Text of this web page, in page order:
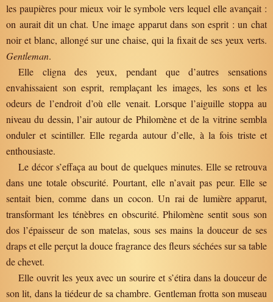
les paupières pour mieux voir le symbole vers lequel elle avançait :
on aurait dit un chat. Une image apparut dans son esprit : un chat
noir et blanc, allongé sur une chaise, qui la fixait de ses yeux verts.
Gentleman.
Elle cligna des yeux, pendant que d’autres sensations
envahissaient son esprit, remplaçant les images, les sons et les
odeurs de l’endroit d’où elle venait. Lorsque l’aiguille stoppa au
niveau du dessin, l’air autour de Philomène et de la vitrine sembla
onduler et scintiller. Elle regarda autour d’elle, à la fois triste et
enthousiaste.
Le décor s’effaça au bout de quelques minutes. Elle se retrouva
dans une totale obscurité. Pourtant, elle n’avait pas peur. Elle se
sentait bien, comme dans un cocon. Un rai de lumière apparut,
transformant les ténèbres en obscurité. Philomène sentit sous son
dos l’épaisseur de son matelas, sous ses mains la douceur de ses
draps et elle perçut la douce fragrance des fleurs séchées sur sa table
de chevet.
Elle ouvrit les yeux avec un sourire et s’étira dans la douceur de
son lit, dans la tiédeur de sa chambre. Gentleman frotta son museau